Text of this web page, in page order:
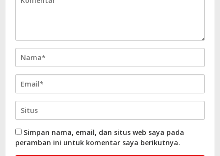
Simpan nama, email, dan situs web saya pada
peramban ini untuk komentar saya berikutnya.